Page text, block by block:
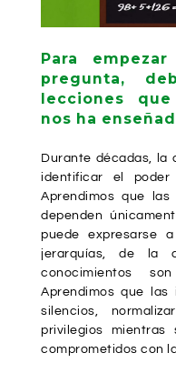
Para
pregunta,
lecciones
nos ha
Durante décadas, la
identificar el poder
Aprendimos que
dependen
puede expresarse
jerarquías, de la
conocimientos
Aprendimos que las
silencios,
privilegios mientras
comprometidos con